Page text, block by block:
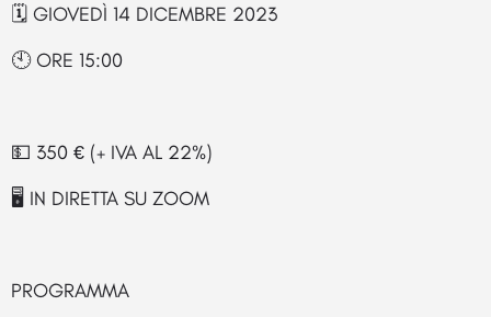
🗓️ GIOVEDÌ 14 DICEMBRE 2023
🕙 ORE 15:00
💵 350 € (+ IVA AL 22%)
🖥️ IN DIRETTA SU ZOOM
PROGRAMMA